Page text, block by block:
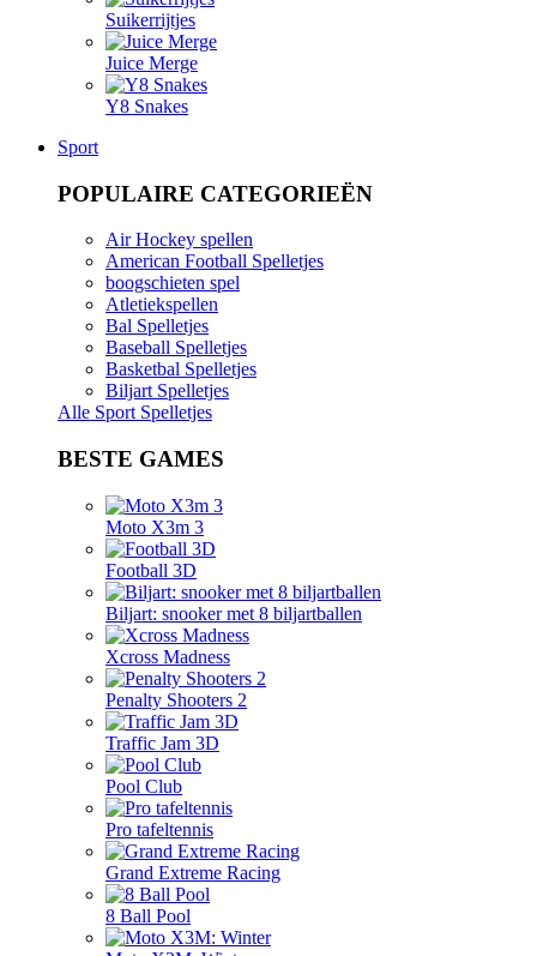
Suikerrijtjes
Juice Merge
Y8 Snakes
Sport
POPULAIRE CATEGORIEËN
Air Hockey spellen
American Football Spelletjes
boogschieten spel
Atletiekspellen
Bal Spelletjes
Baseball Spelletjes
Basketbal Spelletjes
Biljart Spelletjes
Alle Sport Spelletjes
BESTE GAMES
Moto X3m 3
Football 3D
Biljart: snooker met 8 biljartballen
Xcross Madness
Penalty Shooters 2
Traffic Jam 3D
Pool Club
Pro tafeltennis
Grand Extreme Racing
8 Ball Pool